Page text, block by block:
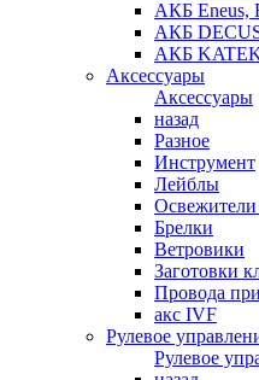
АКБ Eneus,
АКБ
АКБ
Аксессуары
Аксессуары
назад
Разное
Инструмент
Лейблы
Освежители
Брелки
Ветровики
Заготовки
Провода
акс IVF
Рулевое
Рулевое